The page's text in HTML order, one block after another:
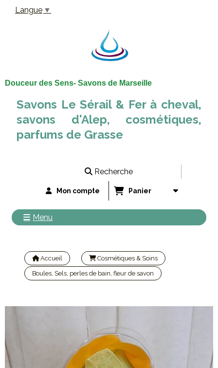
Douceur des Sens- Savons de Marseille
Savons Le Sérail & Fer à cheval,
savons d'Alep, cosmétiques,
parfums de Grasse
Recherche
Mon compte Panier
Menu
Accueil Cosmétiques & Soins
Boules, Sels, perles de bain, fleur de savon
Langue ▼